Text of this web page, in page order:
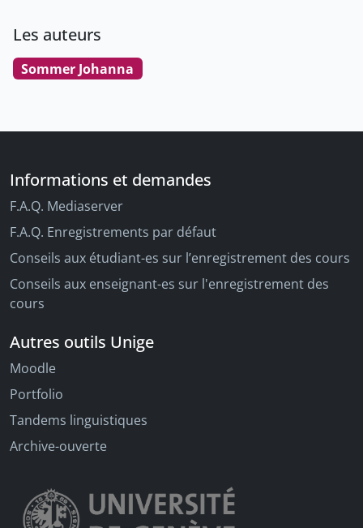
Les auteurs
Sommer Johanna
Informations et demandes
F.A.Q. Mediaserver
F.A.Q. Enregistrements par défaut
Conseils aux étudiant-es sur l’enregistrement des cours
Conseils aux enseignant-es sur l'enregistrement des
cours
Autres outils Unige
Moodle
Portfolio
Tandems linguistiques
Archive-ouverte